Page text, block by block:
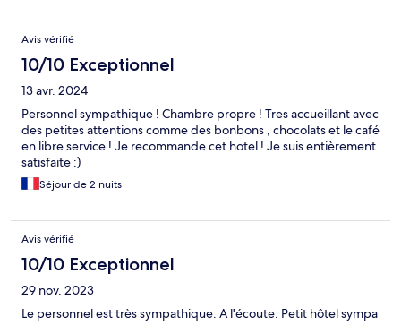
Avis vérifié
10/10 Exceptionnel
13 avr. 2024
Personnel sympathique ! Chambre propre ! Tres accueillant avec
des petites attentions comme des bonbons , chocolats et le café
en libre service ! Je recommande cet hotel ! Je suis entièrement
satisfaite :)
Séjour de 2 nuits
Avis vérifié
10/10 Exceptionnel
29 nov. 2023
Le personnel est très sympathique. A l'écoute. Petit hôtel sympa